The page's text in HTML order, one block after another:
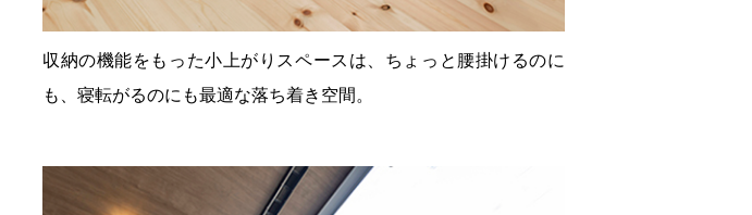
収納の機能をもった小上がりスペースは、ちょっと腰掛けるのに
も、寝転がるのにも最適な落ち着き空間。